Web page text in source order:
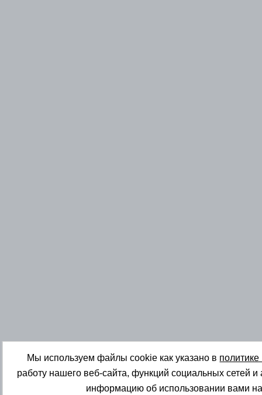
Мы используем файлы cookie как указано в
работу нашего веб-сайта, функций социальных сетей
информацию об использовании вами